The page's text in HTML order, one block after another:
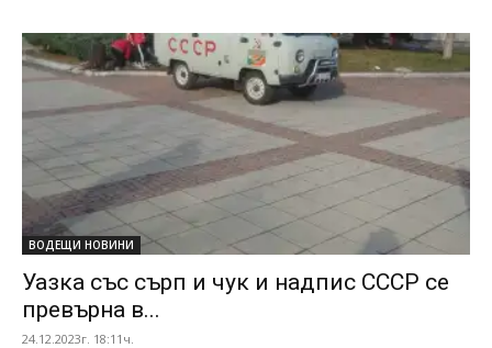
ВОДЕЩИ НОВИНИ
Уазка със сърп и чук и надпис СССР се
превърна в...
24.12.2023г. 18:11ч.